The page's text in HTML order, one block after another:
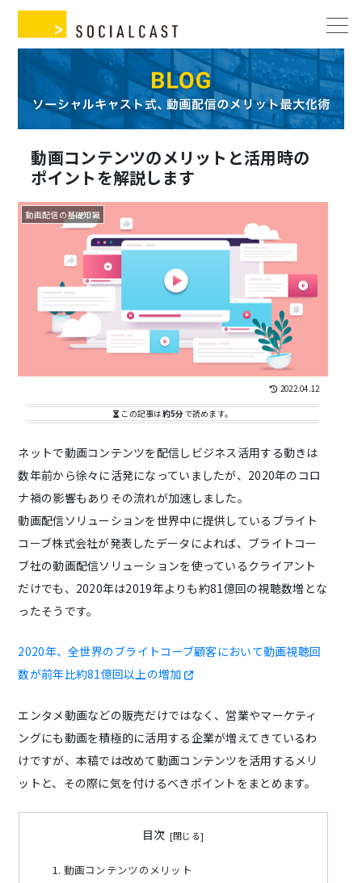
動画コンテンツのメリットと活用時の
ポイントを解説します
動画配信の基礎知識
2022.04.12
この記事は約5分で読めます。
ネットで動画コンテンツを配信しビジネス活用する動きは
数年前から徐々に活発になっていましたが、2020年のコロ
ナ禍の影響もありその流れが加速しました。
動画配信ソリューションを世界中に提供しているブライト
コーブ株式会社が発表したデータによれば、ブライトコー
ブ社の動画配信ソリューションを使っているクライアント
だけでも、2020年は2019年よりも約81億回の視聴数増とな
ったそうです。
2020年、全世界のブライトコーブ顧客において動画視聴回
数が前年比約81億回以上の増加
エンタメ動画などの販売だけではなく、営業やマーケティ
ングにも動画を積極的に活用する企業が増えてきているわ
けですが、本稿では改めて動画コンテンツを活用するメリ
ットと、その際に気を付けるべきポイントをまとめます。
目次
動画コンテンツのメリット